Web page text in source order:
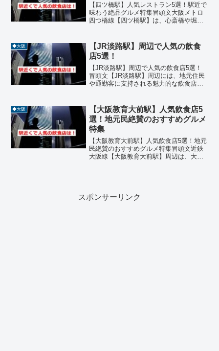
【四ツ橋駅】人気レストラン5選！駅近で
味わう絶品グルメ特集冒頭文大阪メトロ
四つ橋線【四ツ橋駅】は、心斎橋や堀江
り、グルメ好きにはたまらないスポット
です。今回は、四ツ橋駅...
◆大阪
【JR淡路駅】周辺で人気の飲食
店5選！
【JR淡路駅】周辺で人気の飲食店5選！
冒頭文【JR淡路駅】周辺には、地元住民
や通勤客に支持される魅力的な飲食店が
まで幅広く楽しめます。今回はJR淡路駅
近くで特に人気の高...
◆大阪
【大阪教育大前駅】人気飲食店5
選！地元民絶賛のおすすめグルメ
特集
【大阪教育大前駅】人気飲食店5選！地元
民絶賛のおすすめグルメ特集冒頭文近鉄
大阪線【大阪教育大前駅】周辺は、大学
スポンサーリンク